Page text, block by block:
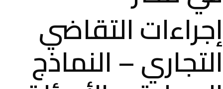
إجراءات التقاضي
التجاري – النماذج